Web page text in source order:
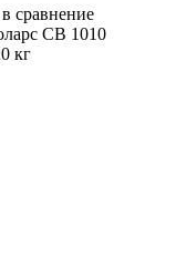
сравнение
СВ 1010
кг